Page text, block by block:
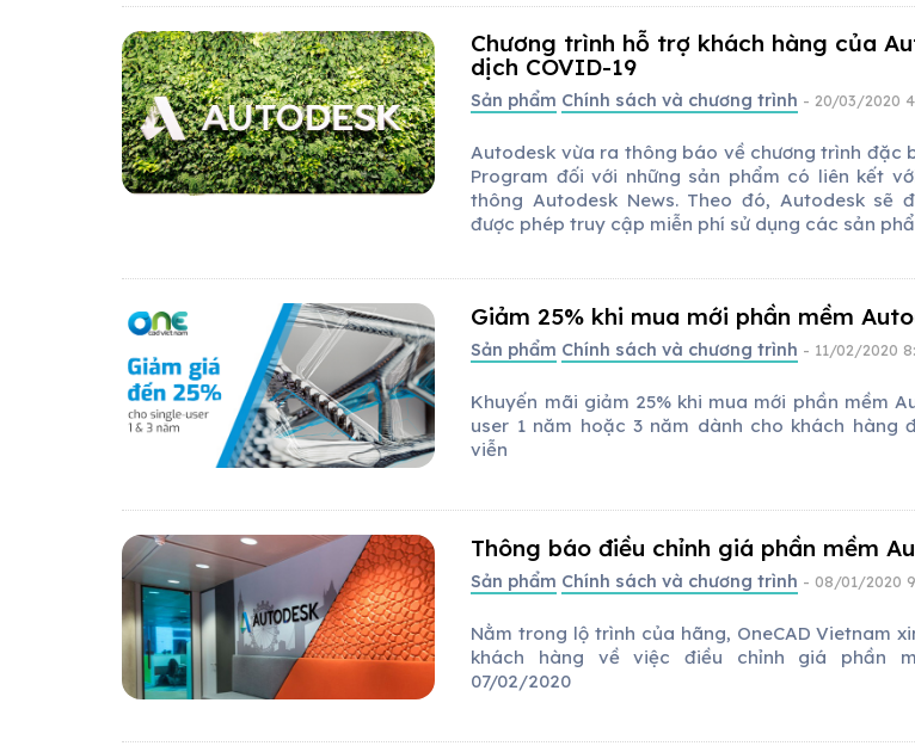
Chương trình hỗ trợ khách hàng của
dịch COVID-19
Sản phẩm Chính sách và chương trình - 20/03/2020
Autodesk vừa ra thông báo về chương trình đặc
Program đối với những sản phẩm có liên kết
thông Autodesk News. Theo đó, Autodesk sẽ
được phép truy cập miễn phí sử dụng các sản
Giảm 25% khi mua mới phần mềm
Sản phẩm Chính sách và chương trình - 11/02/2020
Khuyến mãi giảm 25% khi mua mới phần mềm
user 1 năm hoặc 3 năm dành cho khách hàng
viễn
Thông báo điều chỉnh giá phần mềm
Sản phẩm Chính sách và chương trình - 08/01/2020
Nằm trong lộ trình của hãng, OneCAD Vietnam
khách hàng về việc điều chỉnh giá phần
07/02/2020